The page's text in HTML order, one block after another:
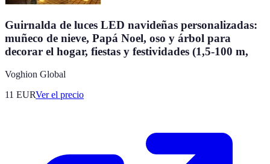
Guirnalda de luces LED navideñas personalizadas:
muñeco de nieve, Papá Noel, oso y árbol para
decorar el hogar, fiestas y festividades (1,5-100 m,
Voghion Global
11 EURVer el precio